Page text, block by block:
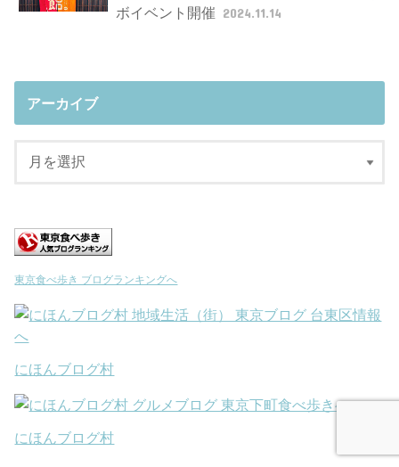
ボイベント開催 2024.11.14
アーカイブ
東京食べ歩き ブログランキングへ
にほんブログ村
にほんブログ村